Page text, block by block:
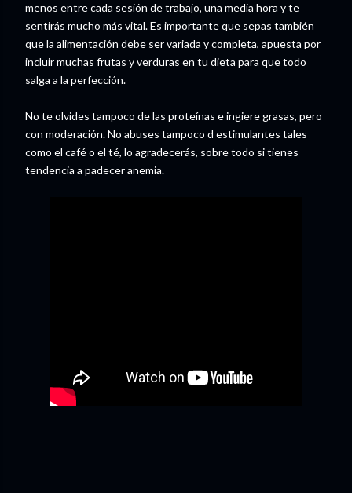
menos entre cada sesión de trabajo, una media hora y te
sentirás mucho más vital. Es importante que sepas también
que la alimentación debe ser variada y completa, apuesta por
incluir muchas frutas y verduras en tu dieta para que todo
salga a la perfección.
No te olvides tampoco de las proteínas e ingiere grasas, pero
con moderación. No abuses tampoco d estimulantes tales
como el café o el té, lo agradecerás, sobre todo si tienes
tendencia a padecer anemia.